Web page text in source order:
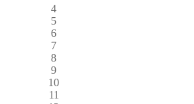
4
5
6
7
8
9
10
11